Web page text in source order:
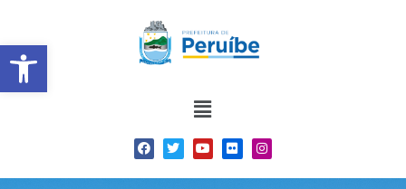
Barra de Ferramentas